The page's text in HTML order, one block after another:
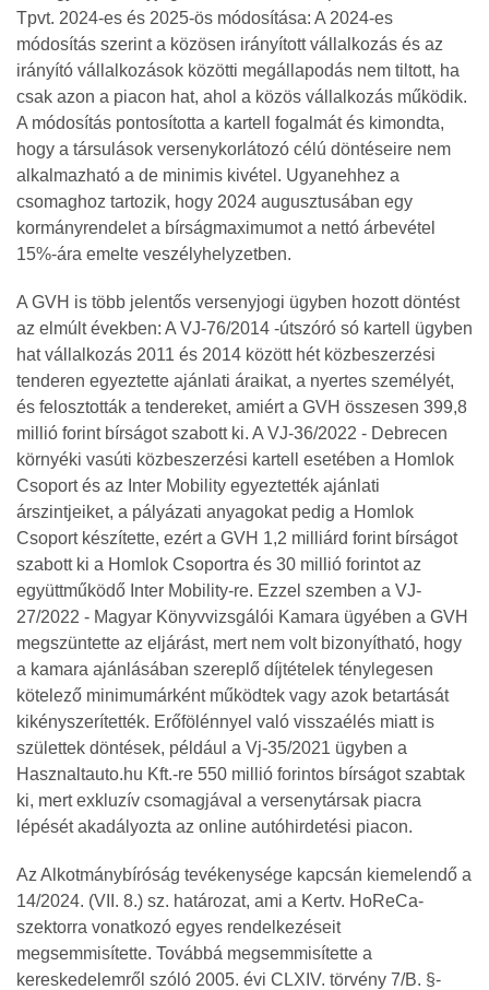
Tpvt. 2024‐es és 2025‐ös módosítása: A 2024-es
módosítás szerint a közösen irányított vállalkozás és az
irányító vállalkozások közötti megállapodás nem tiltott, ha
csak azon a piacon hat, ahol a közös vállalkozás működik.
A módosítás pontosította a kartell fogalmát és kimondta,
hogy a társulások versenykorlátozó célú döntéseire nem
alkalmazható a de minimis kivétel. Ugyanehhez a
csomaghoz tartozik, hogy 2024 augusztusában egy
kormányrendelet a bírságmaximumot a nettó árbevétel
15%-ára emelte veszélyhelyzetben.
A GVH is több jelentős versenyjogi ügyben hozott döntést
az elmúlt években: A VJ-76/2014 -útszóró só kartell ügyben
hat vállalkozás 2011 és 2014 között hét közbeszerzési
tenderen egyeztette ajánlati áraikat, a nyertes személyét,
és felosztották a tendereket, amiért a GVH összesen 399,8
millió forint bírságot szabott ki. A VJ-36/2022 - Debrecen
környéki vasúti közbeszerzési kartell esetében a Homlok
Csoport és az Inter Mobility egyeztették ajánlati
árszintjeiket, a pályázati anyagokat pedig a Homlok
Csoport készítette, ezért a GVH 1,2 milliárd forint bírságot
szabott ki a Homlok Csoportra és 30 millió forintot az
együttműködő Inter Mobility-re. Ezzel szemben a VJ-
27/2022 - Magyar Könyvvizsgálói Kamara ügyében a GVH
megszüntette az eljárást, mert nem volt bizonyítható, hogy
a kamara ajánlásában szereplő díjtételek ténylegesen
kötelező minimumárként működtek vagy azok betartását
kikényszerítették. Erőfölénnyel való visszaélés miatt is
születtek döntések, például a Vj-35/2021 ügyben a
Hasznaltauto.hu Kft.-re 550 millió forintos bírságot szabtak
ki, mert exkluzív csomagjával a versenytársak piacra
lépését akadályozta az online autóhirdetési piacon.
Az Alkotmánybíróság tevékenysége kapcsán kiemelendő a
14/2024. (VII. 8.) sz. határozat, ami a Kertv. HoReCa‐
szektorra vonatkozó egyes rendelkezéseit
megsemmisítette. Továbbá megsemmisítette a
kereskedelemről szóló 2005. évi CLXIV. törvény 7/B. §-